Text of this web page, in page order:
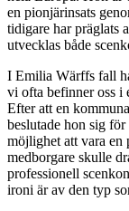
en pionjärinsats
tidigare har präglats
utvecklas både
I Emilia Wärffs fall
vi ofta befinner oss i
Efter att en
beslutade hon sig
möjlighet att vara en
medborgare skulle
professionell
ironi är av den typ